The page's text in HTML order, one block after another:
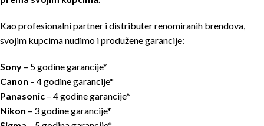
Kao profesionalni partner i distributer renomiranih brendova,
svojim kupcima nudimo i produžene garancije:
Sony – 5 godine garancije*
Canon – 4 godine garancije*
Panasonic – 4 godine garancije*
Nikon – 3 godine garancije*